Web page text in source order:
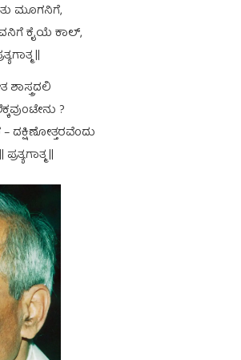
ಮೂಗನಿಗೆ,
ಕೈಯೆ ಕಾಲ್,
||
ಶಾಸ್ತ್ರದಲಿ
?
ದಕ್ಷಿಣೋತ್ತರವೆಂದು
||